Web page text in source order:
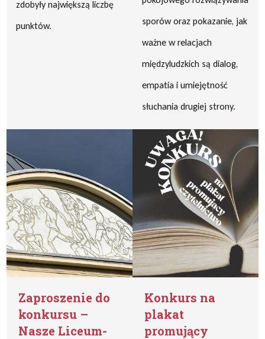
zdobyły największą liczbę
punktów.
sporów oraz pokazanie, jak
ważne w relacjach
międzyludzkich są dialog,
empatia i umiejętność
słuchania drugiej strony.
Zaproszenie do
konkursu –
Nasze Liceum-
Konkurs na
plakat
promujący